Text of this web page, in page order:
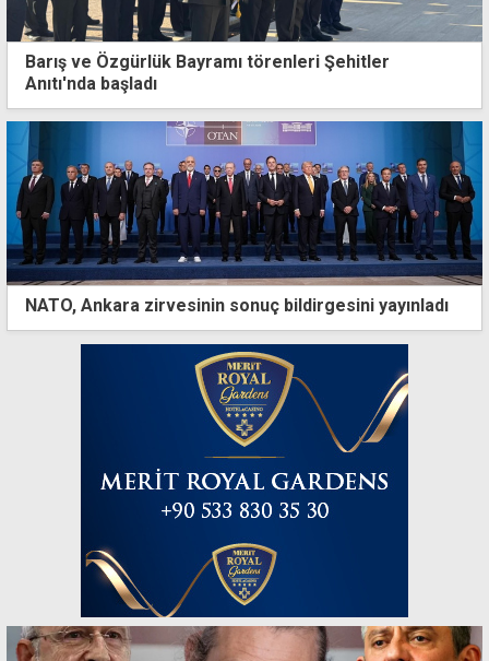
Barış ve Özgürlük Bayramı törenleri Şehitler
Anıtı'nda başladı
NATO, Ankara zirvesinin sonuç bildirgesini yayınladı